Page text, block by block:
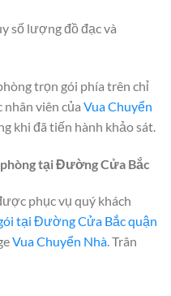
số lượng đồ đạc và
trọn gói phía trên chỉ
viên của Vua Chuyển
khi đã tiến hành khảo sát.
tại Đường Cửa Bắc
phục vụ quý khách
tại Đường Cửa Bắc quận
Vua Chuyển Nhà. Trân